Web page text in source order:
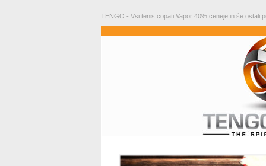
TENGO - Vsi tenis copati Vapor 40% ceneje in še ostali